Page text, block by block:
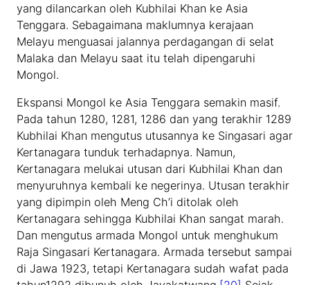
yang dilancarkan oleh Kubhilai Khan ke Asia
Tenggara. Sebagaimana maklumnya kerajaan
Melayu menguasai jalannya perdagangan di selat
Malaka dan Melayu saat itu telah dipengaruhi
Mongol.
Ekspansi Mongol ke Asia Tenggara semakin masif.
Pada tahun 1280, 1281, 1286 dan yang terakhir 1289
Kubhilai Khan mengutus utusannya ke Singasari agar
Kertanagara tunduk terhadapnya. Namun,
Kertanagara melukai utusan dari Kubhilai Khan dan
menyuruhnya kembali ke negerinya. Utusan terakhir
yang dipimpin oleh Meng Ch’i ditolak oleh
Kertanagara sehingga Kubhilai Khan sangat marah.
Dan mengutus armada Mongol untuk menghukum
Raja Singasari Kertanagara. Armada tersebut sampai
di Jawa 1923, tetapi Kertanagara sudah wafat pada